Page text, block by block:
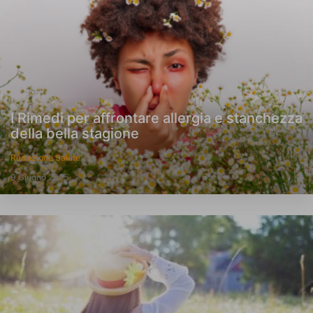
I Rimedi per affrontare allergia e stanchezza
della bella stagione
Redazione Salute
9 Giugno 2025